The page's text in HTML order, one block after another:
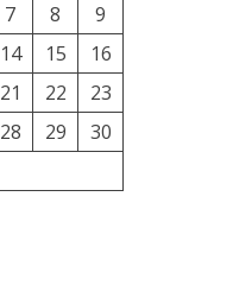
7 8
9
14 15
16
21 22
23
28 29
30